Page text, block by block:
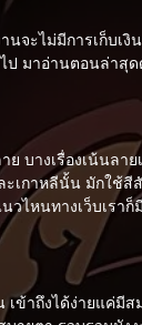
จะไม่มีการเก็บเ
มาอ่านตอนล่าสุด
างเรื่องเน้นลายเ
เกาหลีนั้น มักใช้สี
ไหนทางเว็บเราก็
เข้าถึงได้ง่ายแค่มี